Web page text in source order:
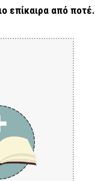
επίκαιρα από ποτέ.